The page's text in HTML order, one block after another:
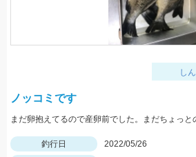
しん
ノッコミです
釣行日
2022/05/26